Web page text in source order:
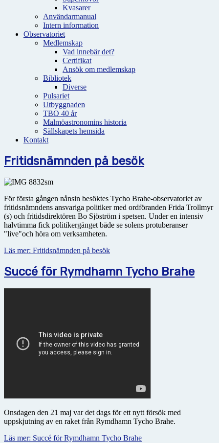
Kvasarer
Användarmanual
Intern information
Observatoriet
Medlemskap
Vad innebär det?
Certifikat
Ansök om medlemskap
Bibliotek
Diverse
Pulsariet
Utbyggnaden
TBO 40 år
Malmöastronomins historia
Sällskapets hemsida
Kontakt
Fritidsnämnden på besök
För första gången nånsin besöktes Tycho Brahe-observatoriet av
fritidsnämndens ansvariga politiker med ordföranden Frida Trollmyr
(s) och fritidsdirektören Bo Sjöström i spetsen. Under en intensiv
halvtimma fick politikergänget både se solens protuberanser
"live"och höra om verksamheten.
Läs mer: Fritidsnämnden på besök
Succé för Rymdhamn Tycho Brahe
Onsdagen den 21 maj var det dags för ett nytt försök med
uppskjutning av en raket från Rymdhamn Tycho Brahe.
Läs mer: Succé för Rymdhamn Tycho Brahe